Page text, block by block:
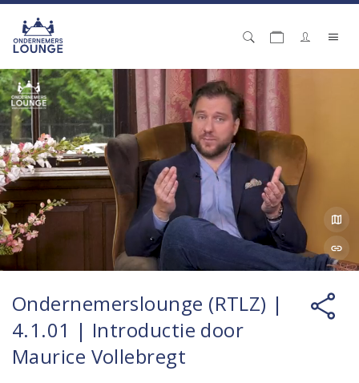
Ondernemerslounge (RTLZ) |
4.1.01 | Introductie door
Maurice Vollebregt